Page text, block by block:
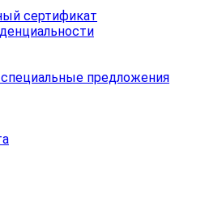
сертификат
предложения